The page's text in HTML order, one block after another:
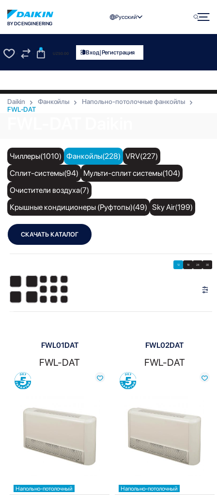
BY DC ENGINEERING
Русский
0
UZS0.00 Вход|Регистрация
Daikin Фанкойлы
Напольно-потолочные фанкойлы
FWL-DAT
Чиллеры(1010) Фанкойлы(228) VRV(227)
Сплит-системы(94)
Мульти-сплит системы(104)
Очистители воздуха(7)
Крышные кондиционеры (Руфтопы)(49) Sky Air(199)
СКАЧАТЬ КАТАЛОГ
12 18 24 30
Показать:
FWL01DAT
FWL-DAT
Сравнить
Напольно-потолочный
FWL02DAT
FWL-DAT
Сравнить
Напольно-потолочный